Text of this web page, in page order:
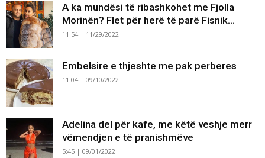
A ka mundësi të ribashkohet me Fjolla
Morinën? Flet për herë të parë Fisnik...
11:54 | 11/29/2022
Embelsire e thjeshte me pak perberes
11:04 | 09/10/2022
Adelina del për kafe, me këtë veshje merr
vëmendjen e të pranishmëve
5:45 | 09/01/2022